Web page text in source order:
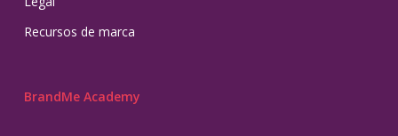
Recursos de marca
BrandMe Academy